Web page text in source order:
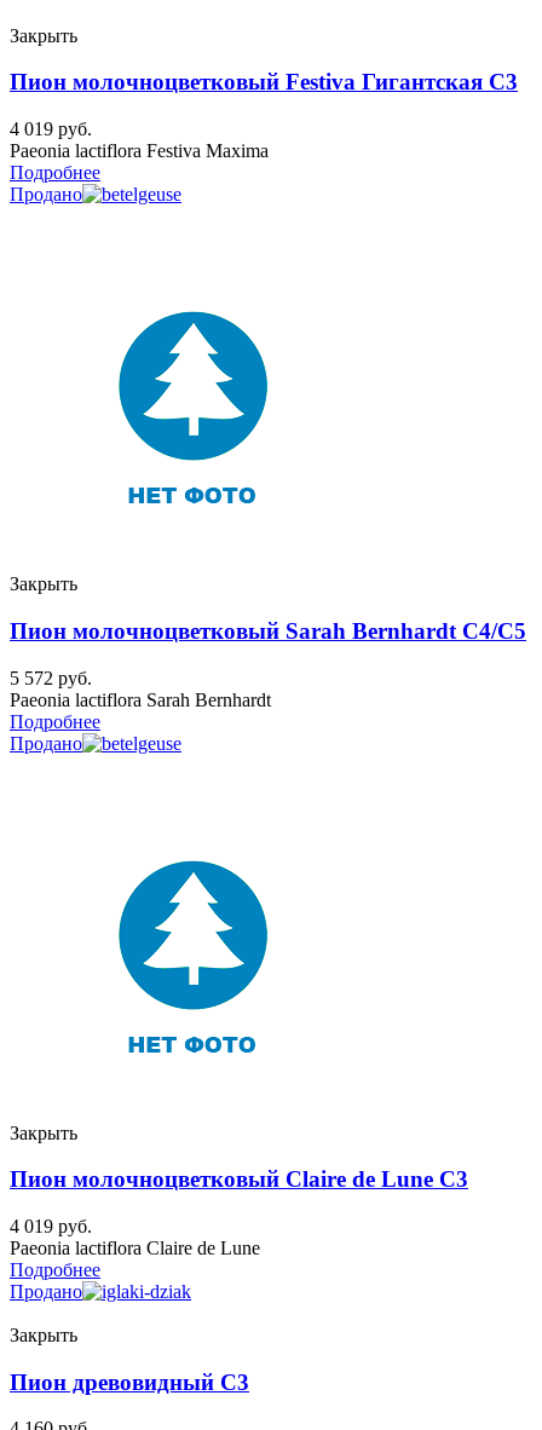
Закрыть
Пион молочноцветковый Festiva Гигантская C3
4 019 руб.
Paeonia lactiflora Festiva Maxima
Подробнее
Продано
Закрыть
Пион молочноцветковый Sarah Bernhardt C4/C5
5 572 руб.
Paeonia lactiflora Sarah Bernhardt
Подробнее
Продано
Закрыть
Пион молочноцветковый Claire de Lune C3
4 019 руб.
Paeonia lactiflora Claire de Lune
Подробнее
Продано
Закрыть
Пион древовидный C3